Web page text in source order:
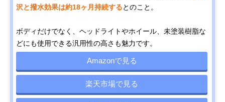
沢と撥水効果は約18ヶ月持続するとのこと。
ボディだけでなく、ヘッドライトやホイール、未塗装樹脂な
どにも使用できる汎用性の高さも魅力です。
Amazonで見る
楽天市場で見る